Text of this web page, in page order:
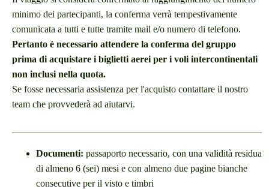
minimo dei partecipanti, la conferma verrà tempestivamente
comunicata a tutti e tutte tramite mail e/o numero di telefono.
Pertanto è necessario attendere la conferma del gruppo
prima di acquistare i biglietti aerei per i voli intercontinentali
non inclusi nella quota.
Se fosse necessaria assistenza per l'acquisto contattare il nostro
team che provvederà ad aiutarvi.
Documenti: passaporto necessario, con una validità residua
di almeno 6 (sei) mesi e con almeno due pagine bianche
consecutive per il visto e timbri